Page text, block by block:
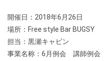
開催日：2018年6月26日
場所：Free style Bar BUGSY
担当：黒瀬キャビン
事業名称：6月例会 講師例会